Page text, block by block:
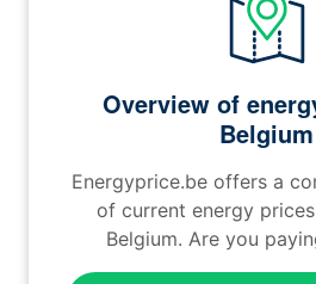
Overview of
Belgium
Energyprice.be offers a
of current energy
Belgium. Are you